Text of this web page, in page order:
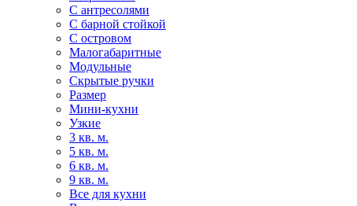
С антресолями
С барной стойкой
С островом
Малогабаритные
Модульные
Скрытые ручки
Размер
Мини-кухни
Узкие
3 кв. м.
5 кв. м.
6 кв. м.
9 кв. м.
Все для кухни